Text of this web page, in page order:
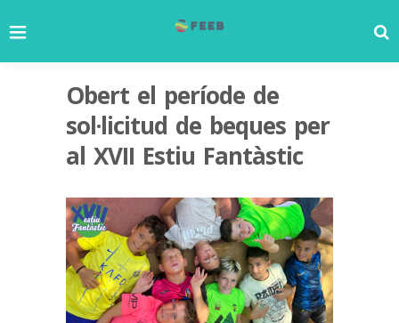
Obert el període de
sol·licitud de beques per
al XVII Estiu Fantàstic